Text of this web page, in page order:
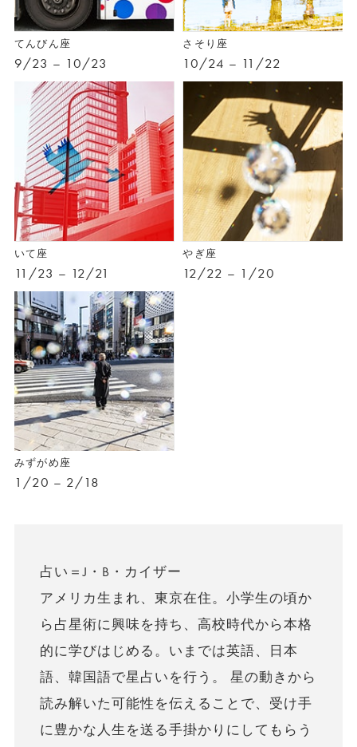
てんびん座
9/23 – 10/23
さそり座
10/24 – 11/22
いて座
11/23 – 12/21
やぎ座
12/22 – 1/20
みずがめ座
1/20 – 2/18
占い＝J・B・カイザー
アメリカ生まれ、東京在住。小学生の頃か
ら占星術に興味を持ち、高校時代から本格
的に学びはじめる。いまでは英語、日本
語、韓国語で星占いを行う。 星の動きから
読み解いた可能性を伝えることで、受け手
に豊かな人生を送る手掛かりにしてもらう